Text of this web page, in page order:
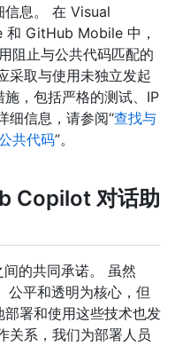
信息。 在 Visual
GitHub Mobile 中，
阻止与公共代码匹配的
采取与使用未独立发起
，包括严格的测试、IP
细信息，请参阅“查找与
共代码”。
Copilot 对话助
的共同承诺。 虽然
平和透明为核心，但
署和使用这些技术也发
关系，我们为部署人员